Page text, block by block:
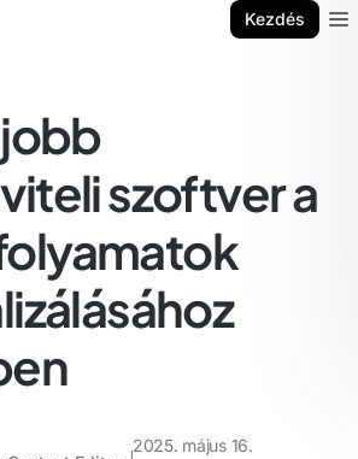
Kezdés
szoftver a
2025. május 16.